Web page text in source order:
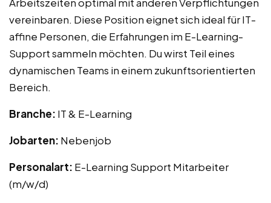
vereinbaren. Diese Position eignet sich ideal für IT-
affine Personen, die Erfahrungen im E-Learning-
Support sammeln möchten. Du wirst Teil eines
dynamischen Teams in einem zukunftsorientierten
Bereich.
Branche: IT & E-Learning
Jobarten: Nebenjob
Personalart: E-Learning Support Mitarbeiter
(m/w/d)